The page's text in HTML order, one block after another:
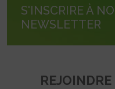
S'INSCRIRE À
NEWSLETTER
REJOINDRE